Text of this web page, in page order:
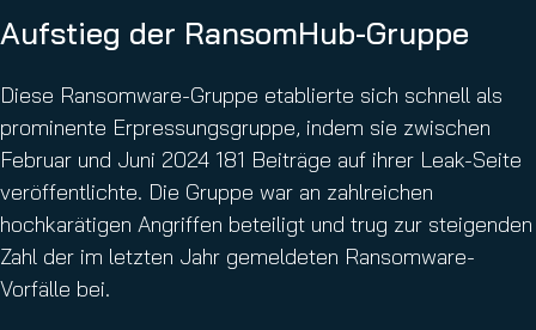
Aufstieg der RansomHub-Gruppe
Diese Ransomware-Gruppe etablierte sich schnell als
prominente Erpressungsgruppe, indem sie zwischen
Februar und Juni 2024 181 Beiträge auf ihrer Leak-Seite
veröffentlichte. Die Gruppe war an zahlreichen
hochkarätigen Angriffen beteiligt und trug zur steigenden
Zahl der im letzten Jahr gemeldeten Ransomware-
Vorfälle bei.